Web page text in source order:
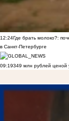
12:24Где брать молоко?:
в Санкт-Петербурге
09:19349 млн рублей ценой